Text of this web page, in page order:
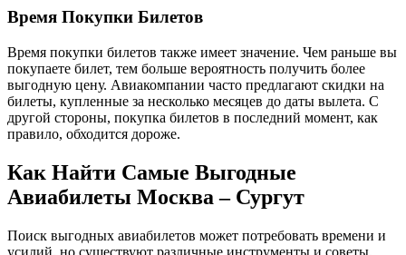
Время Покупки Билетов
Время покупки билетов также имеет значение. Чем раньше вы
покупаете билет, тем больше вероятность получить более
выгодную цену. Авиакомпании часто предлагают скидки на
билеты, купленные за несколько месяцев до даты вылета. С
другой стороны, покупка билетов в последний момент, как
правило, обходится дороже.
Как Найти Самые Выгодные
Авиабилеты Москва – Сургут
Поиск выгодных авиабилетов может потребовать времени и
усилий, но существуют различные инструменты и советы,